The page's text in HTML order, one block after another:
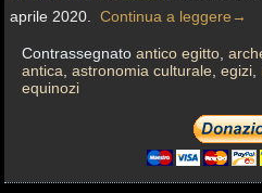
aprile 2020.Continua a leggere →
Contrassegnato antico egitto ,
antica ,astronomia culturale ,egizi
equinozi